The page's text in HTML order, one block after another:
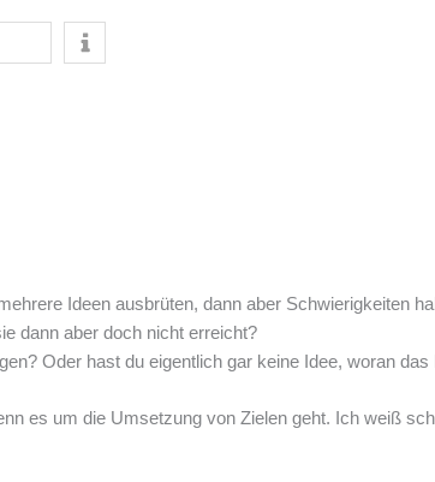
Ideen ausbrüten, dann aber Schwierigkeiten
dann aber doch nicht erreicht?
Oder hast du eigentlich gar keine Idee, woran das
es um die Umsetzung von Zielen geht. Ich weiß